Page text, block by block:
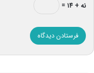
نه + ۱۴ =